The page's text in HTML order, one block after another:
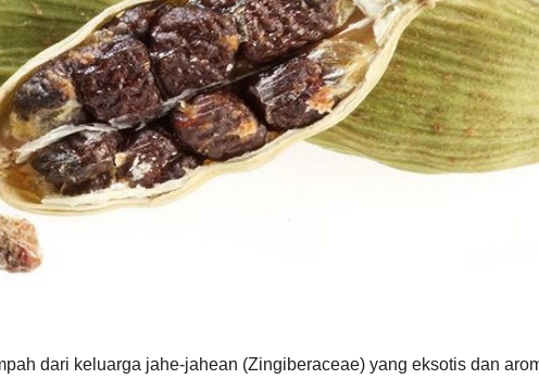
dari keluarga jahe-jahean (Zingiberaceae) yang eksotis dan